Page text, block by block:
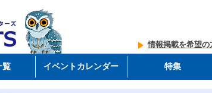
情報掲載を希望の
覧 イベントカレンダー 特集